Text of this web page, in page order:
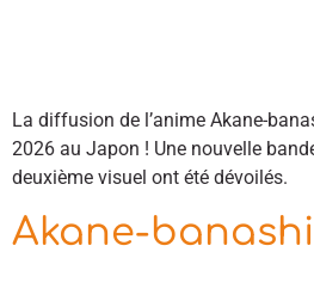
La diffusion de l’anime Akane-
2026 au Japon ! Une nouvelle
deuxième visuel ont été dévoilés.
Akane-